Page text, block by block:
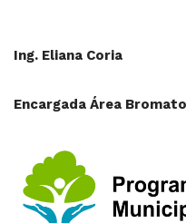
Ing. Eliana Coria
Encargada Área